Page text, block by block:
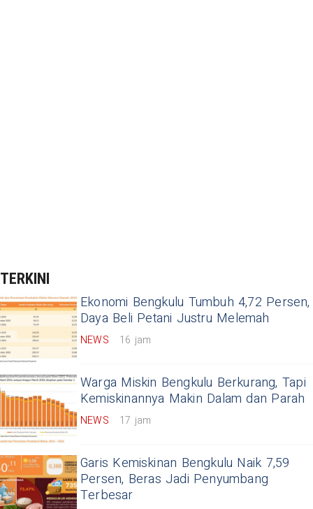
TERKINI
Ekonomi Bengkulu Tumbuh 4,72 Persen,
Daya Beli Petani Justru Melemah
NEWS 16 jam
Warga Miskin Bengkulu Berkurang, Tapi
Kemiskinannya Makin Dalam dan Parah
NEWS 17 jam
Garis Kemiskinan Bengkulu Naik 7,59
Persen, Beras Jadi Penyumbang
Terbesar